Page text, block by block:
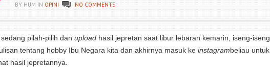
BY HUM IN OPINI NO COMMENTS
pilah-pilih dan upload hasil jepretan saat libur lebaran kemarin, iseng-iseng
tentang hobby Ibu Negara kita dan akhirnya masuk ke instagrambeliau untuk
hasil jepretannya.